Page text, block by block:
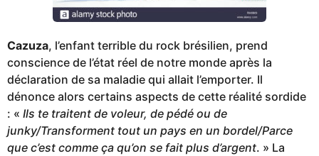
Cazuza, l’enfant terrible du rock brésilien, prend
conscience de l’état réel de notre monde après la
déclaration de sa maladie qui allait l’emporter. Il
dénonce alors certains aspects de cette réalité sordide
: « Ils te traitent de voleur, de pédé ou de
junky/Transforment tout un pays en un bordel/Parce
que c’est comme ça qu’on se fait plus d’argent. » La